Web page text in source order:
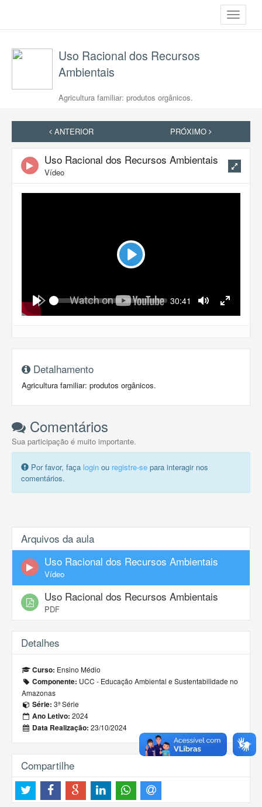
Toggle
Uso Racional dos Recursos
Ambientais
Agricultura familiar: produtos orgânicos.
ANTERIOR PRÓXIMO
Uso Racional dos Recursos Ambientais
Vídeo
Play
Play
Seek Current
30:41
Mute Fullscreen
Detalhamento
Agricultura familiar: produtos orgânicos.
Comentários
Sua participação é muito importante.
Por favor, faça login ou registre-se para interagir nos
comentários.
Arquivos da aula
Uso Racional dos Recursos Ambientais
Vídeo
Uso Racional dos Recursos Ambientais
PDF
Detalhes
Curso: Ensino Médio
Componente: UCC - Educação Ambiental e Sustentabilidade no
Amazonas
Série: 3ª Série
Ano Letivo: 2024
Data Realização: 23/10/2024
Compartilhe